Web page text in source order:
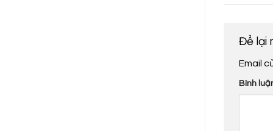
Để lại
Email
Bình